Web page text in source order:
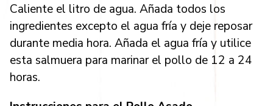
Caliente el litro de agua. Añada todos los
ingredientes excepto el agua fría y deje reposar
durante media hora. Añada el agua fría y utilice
esta salmuera para marinar el pollo de 12 a 24
horas.